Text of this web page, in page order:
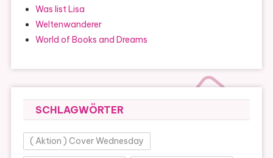
Was list Lisa
Weltenwanderer
World of Books and Dreams
SCHLAGWÖRTER
( Aktion ) Cover Wednesday